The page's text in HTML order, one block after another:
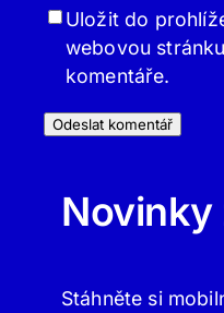
Uložit do
webovou
komentáře.
Novinky
Stáhněte si